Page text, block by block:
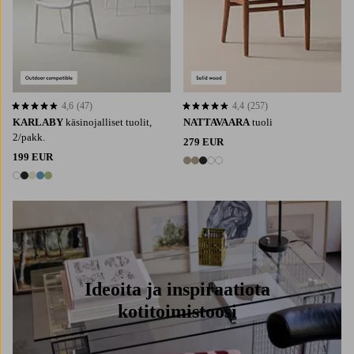
KARLABY käsinojalliset tuolit,
2/pakk.
199 EUR
5 värejä
4,6 perustuen 47 arvosanaan
4,6 (47)
NATTAVAARA tuoli
279 EUR
5 värejä
4,4 perustuen 257 arvosanaan
4,4 (257)
Ideoita ja inspiraatiota
kotitoimistoosi